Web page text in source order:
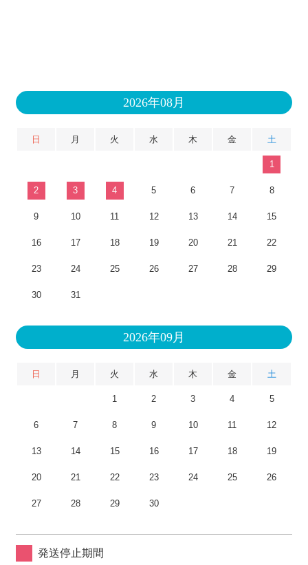
2026年08月
日 月 火 水 木 金 土
1
2 3 4 5 6 7 8
9 10 11 12 13 14 15
16 17 18 19 20 21 22
23 24 25 26 27 28 29
30 31
2026年09月
日 月 火 水 木 金 土
1 2 3 4 5
6 7 8 9 10 11 12
13 14 15 16 17 18 19
20 21 22 23 24 25 26
27 28 29 30
発送停止期間